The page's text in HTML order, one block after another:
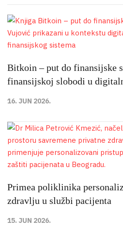
Bitkoin – put do finansijske
finansijskoj slobodi u
16. JUN 2026.
Primea poliklinika
zdravlju u službi pacijenta
15. JUN 2026.